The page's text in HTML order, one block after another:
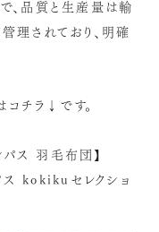
、品質と生産量は輸
理されており、明確
チラ↓です。
パス 羽毛布団】
ス kokikuセレクショ